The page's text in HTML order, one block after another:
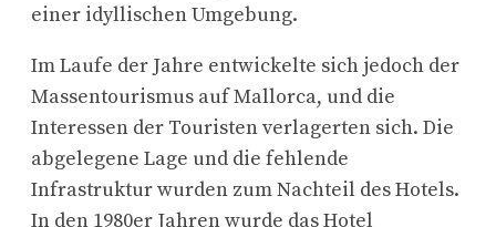
einer idyllischen Umgebung.
Im Laufe der Jahre entwickelte sich jedoch der
Massentourismus auf Mallorca, und die
Interessen der Touristen verlagerten sich. Die
abgelegene Lage und die fehlende
Infrastruktur wurden zum Nachteil des Hotels.
In den 1980er Jahren wurde das Hotel